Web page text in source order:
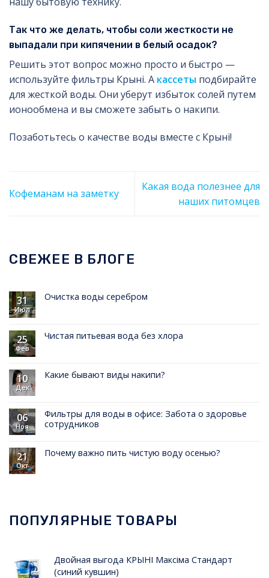
Так что же делать, чтобы соли жесткости не
выпадали при кипячении в белый осадок?
Решить этот вопрос можно просто и быстро —
используйте фильтры Крынi. А кассеты подбирайте
для жесткой воды. Они уберут избыток солей путем
ионообмена и вы сможете забыть о накипи.
Позаботьтесь о качестве воды вместе с Крыні!
Кофеманам на заметку
Какая вода полезнее для
наших питомцев
СВЕЖЕЕ В БЛОГЕ
31
Июл
Очистка воды серебром
25
Фев
Чистая питьевая вода без хлора
10
Дек
Какие бывают виды накипи?
06
Ноя
Фильтры для воды в офисе: Забота о здоровье
сотрудников
21
Окт
Почему важно пить чистую воду осенью?
ПОПУЛЯРНЫЕ ТОВАРЫ
Двойная выгода КРЫНI Максiма Стандарт
(синий кувшин)